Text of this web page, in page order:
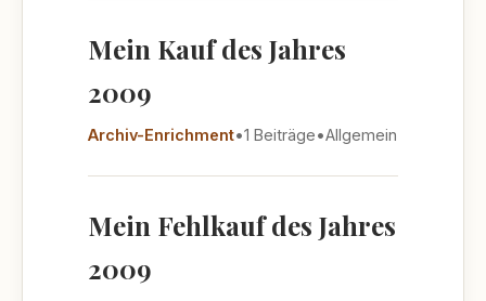
Mein Kauf des Jahres
2009
Archiv-Enrichment•1 Beiträge•Allgemein
Mein Fehlkauf des Jahres
2009